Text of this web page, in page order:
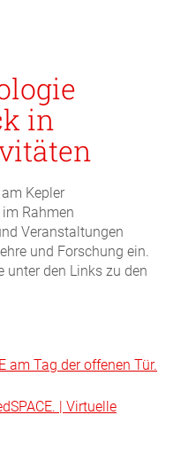
in
Kepler
Rahmen
Veranstaltungen
und Forschung ein.
unter den Links zu den
am Tag der offenen Tür.
| Virtuelle